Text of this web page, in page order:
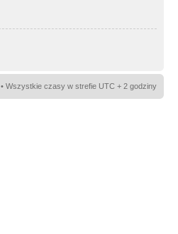
• Wszystkie czasy w strefie UTC + 2 godziny